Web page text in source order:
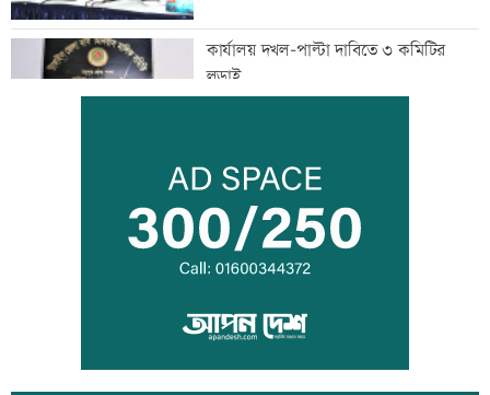
কার্যালয় দখল-পাল্টা দাবিতে ৩ কমিটির
লড়াই
প্রেমিকার সঙ্গে ঘুরতে গিয়ে প্রেমিক নিহত
হাম উপসর্গে আরও ৫ শিশুর মৃত্যু